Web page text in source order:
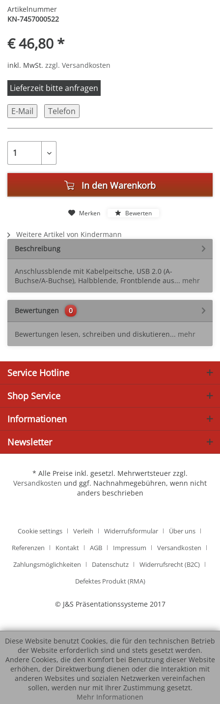
Artikelnummer
KN-7457000522
€ 46,80 *
inkl. MwSt. zzgl. Versandkosten
Lieferzeit bitte anfragen
E-Mail Telefon
In den Warenkorb
Merken Bewerten
Weitere Artikel von Kindermann
Beschreibung
Anschlussblende mit Kabelpeitsche, USB 2.0 (A-
Buchse/A-Buchse), Halbblende, Frontblende aus... mehr
Bewertungen 0
Bewertungen lesen, schreiben und diskutieren... mehr
Service Hotline
Shop Service
Informationen
Newsletter
* Alle Preise inkl. gesetzl. Mehrwertsteuer zzgl.
Versandkosten und ggf. Nachnahmegebühren, wenn nicht
anders beschrieben
Cookie settings Verleih Widerrufsformular
Über uns
Referenzen
Kontakt AGB Impressum
Versandkosten
Zahlungsmöglichkeiten
Datenschutz
Widerrufsrecht (B2C)
Defektes Produkt (RMA)
© J&S Präsentationssysteme 2017
Diese Website benutzt Cookies, die für den technischen Betrieb
der Website erforderlich sind und stets gesetzt werden.
Andere Cookies, die den Komfort bei Benutzung dieser Website
erhöhen, der Direktwerbung dienen oder die Interaktion mit
anderen Websites und sozialen Netzwerken vereinfachen
sollen, werden nur mit Ihrer Zustimmung gesetzt.
Mehr Informationen